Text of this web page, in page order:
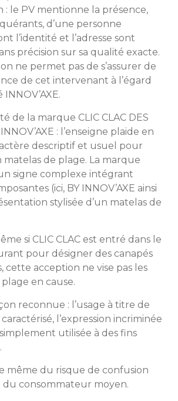
: le PV mentionne la présence,
d’une personne
l’identité et l’adresse sont
précision sur sa qualité exacte.
ne permet pas de s’assurer de
de cet intervenant à l’égard
de la marque CLIC CLAC DES
: l’enseigne plaide en
descriptif et usuel pour
matelas de plage. La marque
signe complexe intégrant
(ici, BY INNOV’AXE ainsi
stylisée d’un matelas de
si CLIC CLAC est entré dans le
pour désigner des canapés
cette acception ne vise pas les
en cause.
reconnue : l’usage à titre de
l’expression incriminée
utilisée à des fins
même du risque de confusion
du consommateur moyen.